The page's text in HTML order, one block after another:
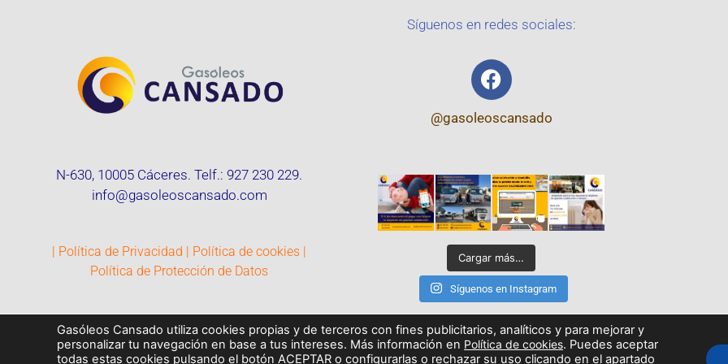
N-630, 10005 Cáceres. Telf.: 927 230 229.
info@gasoleoscansado.com
| Política de Privacidad | Política de cookies |
Política de Protección de Datos
Síguenos en redes sociales:
@gasoleoscansado
Cargar más…
Síguenos en Instagram
Gasóleos Cansado utiliza cookies propias y de terceros con fines publicitarios, analíticos y para mejorar y
personalizar tu navegación en base a tus intereses. Más información en Política de cookies. Puedes aceptar
todas estas cookies pulsando el botón ACEPTAR o configurarlas o rechazar su uso clicando en el apartado